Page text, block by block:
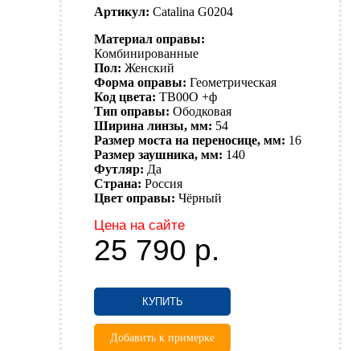
Артикул: Catalina G0204
Материал оправы:
Комбинированные
Пол: Женский
Форма оправы: Геометрическая
Код цвета: TB00O +ф
Тип оправы: Ободковая
Ширина линзы, мм: 54
Размер моста на переносице, мм: 16
Размер заушника, мм: 140
Футляр: Да
Страна: Россия
Цвет оправы: Чёрный
Цена на сайте
25 790 р.
КУПИТЬ
Добавить к примерке